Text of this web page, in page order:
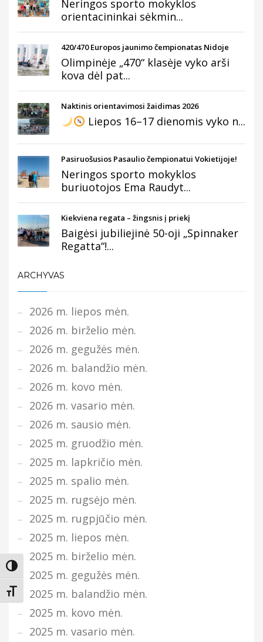
Įjungti didesnį kontrastą
Keisti teksto dydį
Neringos sporto mokyklos
orientacininkai sėkmin...
420/470 Europos jaunimo čempionatas Nidoje
Olimpinėje „470“ klasėje vyko arši
kova dėl pat...
Naktinis orientavimosi žaidimas 2026
Liepos 16–17 dienomis vyko n...
Pasiruošusios Pasaulio čempionatui Vokietijoje!
Neringos sporto mokyklos
buriuotojos Ema Raudyt...
Kiekviena regata – žingsnis į priekį
Baigėsi jubiliejinė 50-oji „Spinnaker
Regatta“!...
ARCHYVAS
2026 m. liepos mėn.
2026 m. birželio mėn.
2026 m. gegužės mėn.
2026 m. balandžio mėn.
2026 m. kovo mėn.
2026 m. vasario mėn.
2026 m. sausio mėn.
2025 m. gruodžio mėn.
2025 m. lapkričio mėn.
2025 m. spalio mėn.
2025 m. rugsėjo mėn.
2025 m. rugpjūčio mėn.
2025 m. liepos mėn.
2025 m. birželio mėn.
2025 m. gegužės mėn.
2025 m. balandžio mėn.
2025 m. kovo mėn.
2025 m. vasario mėn.